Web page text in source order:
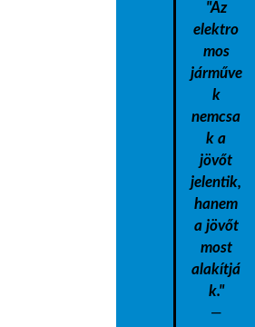
"Az
elektro
mos
járműve
k
nemcsa
k a
jövőt
jelentik,
hanem
a jövőt
most
alakítjá
k."
—